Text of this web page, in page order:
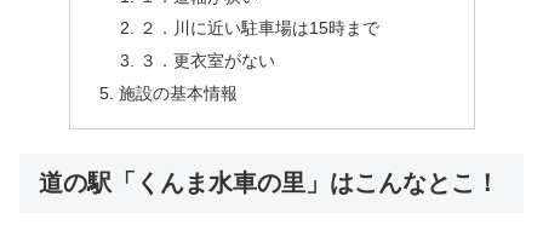
２．川に近い駐車場は15時まで
３．更衣室がない
施設の基本情報
道の駅「くんま水車の里」はこんなとこ！